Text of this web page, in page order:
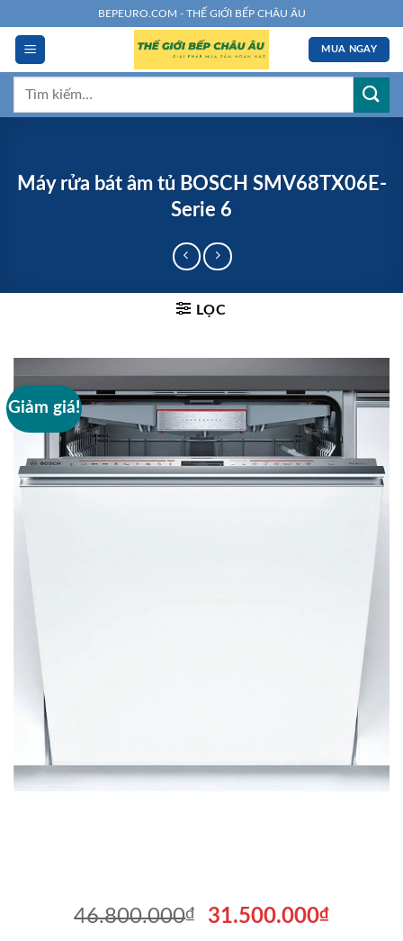
đến
dung
BEPEURO.COM - THẾ GIỚI BẾP CHÂU ÂU
MUA NGAY
Tìm
Máy rửa bát âm tủ BOSCH SMV68TX06E-
Serie 6
LỌC
Giảm giá!
46.800.000₫
Giá
31.500.000₫Giá